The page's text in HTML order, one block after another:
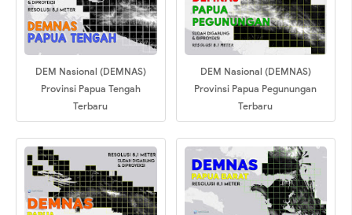
DEM Nasional (DEMNAS)
Provinsi Papua Tengah
Terbaru
DEM Nasional (DEMNAS)
Provinsi Papua Pegunungan
Terbaru